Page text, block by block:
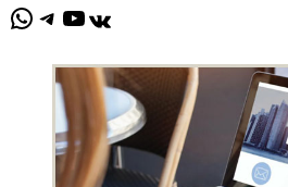
WhatsApp Telegram YouTube ВКонтакте